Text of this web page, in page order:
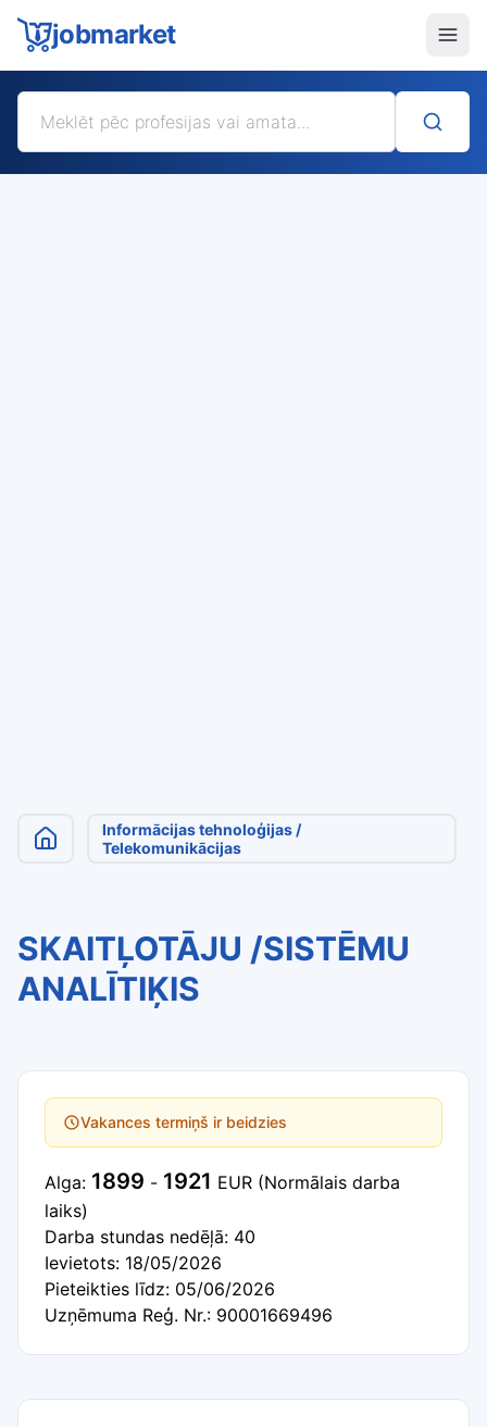
jobmarket
Informācijas tehnoloģijas /
Telekomunikācijas
SKAITĻOTĀJU /SISTĒMU
ANALĪTIĶIS
Vakances termiņš ir beidzies
Alga: 1899 - 1921 EUR (Normālais darba
laiks)
Darba stundas nedēļā: 40
Ievietots: 18/05/2026
Pieteikties līdz: 05/06/2026
Uzņēmuma Reģ. Nr.: 90001669496